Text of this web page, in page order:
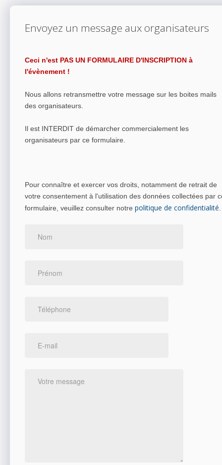
Envoyez un message aux organisateurs
Ceci n'est PAS UN FORMULAIRE D'INSCRIPTION à
l'évènement !
Nous allons retransmettre votre message sur les boites mails
des organisateurs.
Il est INTERDIT de démarcher commercialement les
organisateurs par ce formulaire.
Pour connaître et exercer vos droits, notamment de retrait de
votre consentement à l'utilisation des données collectées par
formulaire, veuillez consulter notre politique de confidentialité.